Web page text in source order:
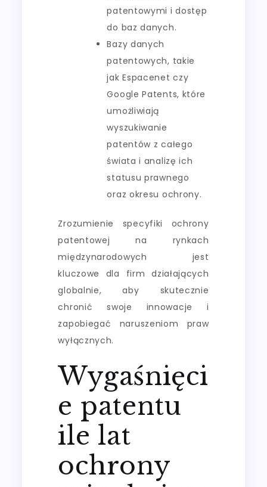
patentowymi i dostęp
do baz danych.
Bazy danych
patentowych, takie
jak Espacenet czy
Google Patents, które
umożliwiają
wyszukiwanie
patentów z całego
świata i analizę ich
statusu prawnego
oraz okresu ochrony.
Zrozumienie specyfiki ochrony
patentowej na rynkach
międzynarodowych jest
kluczowe dla firm działających
globalnie, aby skutecznie
chronić swoje innowacje i
zapobiegać naruszeniom praw
wyłącznych.
Wygaśnięci
e patentu
ile lat
ochrony